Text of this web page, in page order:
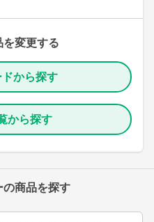
を変更する
から探す
から探す
の商品を探す